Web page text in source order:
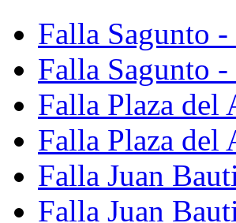
Falla Sagunto
Falla Sagunto
Falla Plaza
Falla Plaza del
Falla Juan
Falla Juan